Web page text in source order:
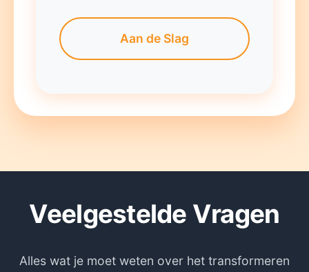
Aan de Slag
Veelgestelde Vragen
Alles wat je moet weten over het transformeren